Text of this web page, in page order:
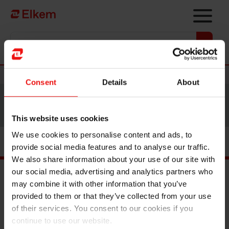
Consent Details About
This website uses cookies
We use cookies to personalise content and ads, to
provide social media features and to analyse our traffic.
We also share information about your use of our site with
our social media, advertising and analytics partners who
may combine it with other information that you’ve
provided to them or that they’ve collected from your use
of their services. You consent to our cookies if you
continue to use our website.
Skip to main content
Vers la page d'accueil
Site traduit par intelligence artificielle. Veuillez vous
original.
Documents principaux
Trouver un TDS ou SDS
Trouver une certification